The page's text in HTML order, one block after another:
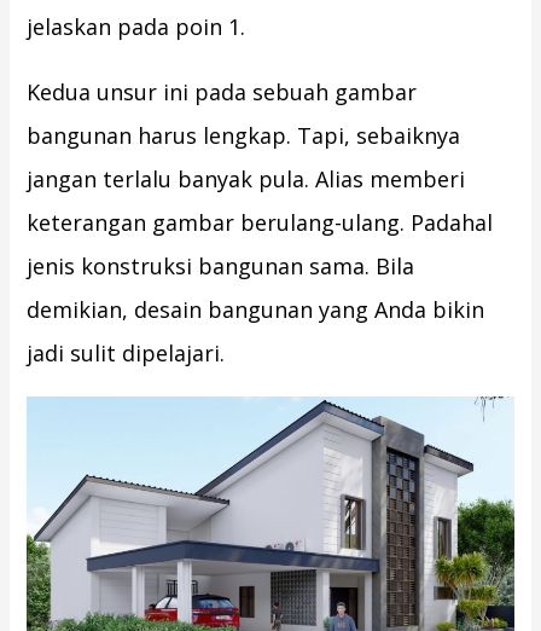
jelaskan pada poin 1.
Kedua unsur ini pada sebuah gambar
bangunan harus lengkap. Tapi, sebaiknya
jangan terlalu banyak pula. Alias memberi
keterangan gambar berulang-ulang. Padahal
jenis konstruksi bangunan sama. Bila
demikian, desain bangunan yang Anda bikin
jadi sulit dipelajari.